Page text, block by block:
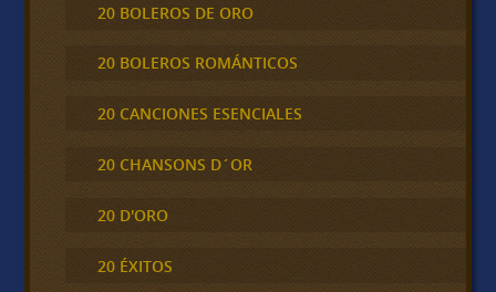
20 BOLEROS DE ORO
20 BOLEROS ROMÁNTICOS
20 CANCIONES ESENCIALES
20 CHANSONS D´OR
20 D'ORO
20 ÉXITOS